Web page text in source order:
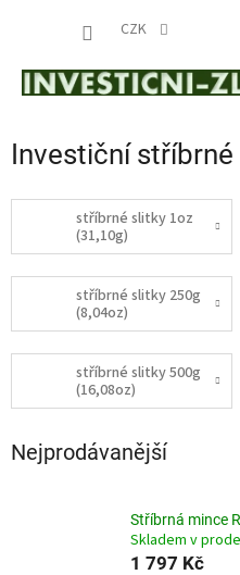
CZK
Investiční
stříbrné slitky 1oz
(31,10g)
stříbrné slitky 250g
(8,04oz)
stříbrné slitky 500g
(16,08oz)
Nejprodávanější
Stříbrná mince
Skladem v
1 797 Kč